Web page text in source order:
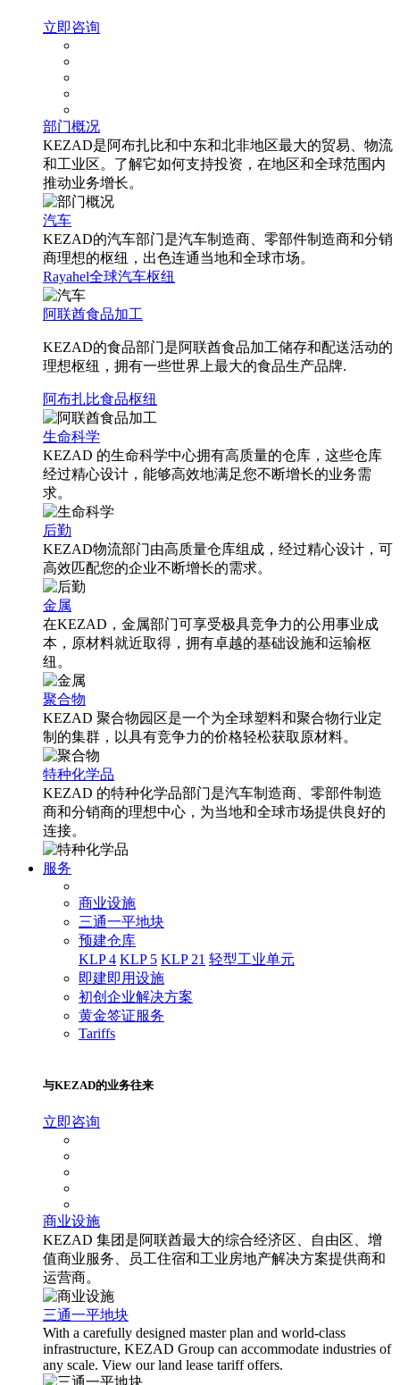
立即咨询
部门概况
KEZAD是阿布扎比和中东和北非地区最大的贸易、物流
和工业区。了解它如何支持投资，在地区和全球范围内
推动业务增长。
汽车
KEZAD的汽车部门是汽车制造商、零部件制造商和分销
商理想的枢纽，出色连通当地和全球市场。
Rayahel全球汽车枢纽
阿联酋食品加工
KEZAD的食品部门是阿联酋食品加工储存和配送活动的
理想枢纽，拥有一些世界上最大的食品生产品牌.
阿布扎比食品枢纽
生命科学
KEZAD 的生命科学中心拥有高质量的仓库，这些仓库
经过精心设计，能够高效地满足您不断增长的业务需
求。
后勤
KEZAD物流部门由高质量仓库组成，经过精心设计，可
高效匹配您的企业不断增长的需求。
金属
在KEZAD，金属部门可享受极具竞争力的公用事业成
本，原材料就近取得，拥有卓越的基础设施和运输枢
纽。
聚合物
KEZAD 聚合物园区是一个为全球塑料和聚合物行业定
制的集群，以具有竞争力的价格轻松获取原材料。
特种化学品
KEZAD 的特种化学品部门是汽车制造商、零部件制造
商和分销商的理想中心，为当地和全球市场提供良好的
连接。
服务
商业设施
三通一平地块
预建仓库
KLP 4 KLP 5 KLP 21 轻型工业单元
即建即用设施
初创企业解决方案
黄金签证服务
Tariffs
与KEZAD的业务往来
立即咨询
商业设施
KEZAD 集团是阿联酋最大的综合经济区、自由区、增
值商业服务、员工住宿和工业房地产解决方案提供商和
运营商。
三通一平地块
With a carefully designed master plan and world-class
infrastructure, KEZAD Group can accommodate industries of
any scale. View our land lease tariff offers.